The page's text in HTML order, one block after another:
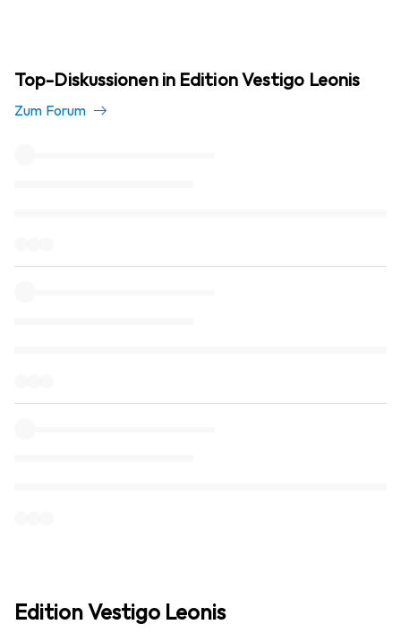
Top-Diskussionen in Edition Vestigo Leonis
Zum Forum
Edition Vestigo Leonis